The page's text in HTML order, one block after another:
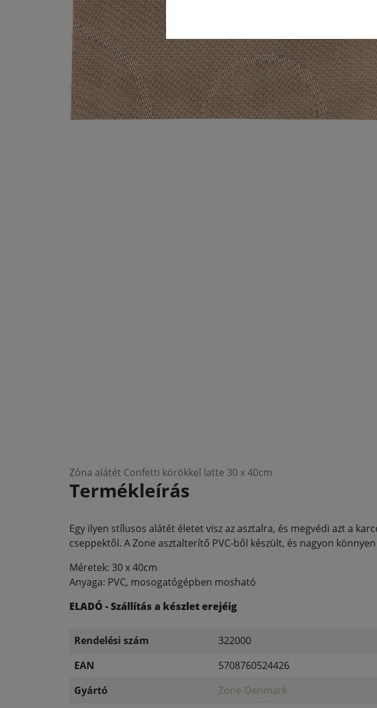
Zóna alátét Confetti körökkel latte 30 x 40cm
Termékleírás
Egy ilyen stílusos alátét életet visz az asztalra, és megvédi azt a
cseppektől. A Zone asztalterítő PVC-ből készült, és nagyon
Méretek: 30 x 40cm
Anyaga: PVC, mosogatógépben mosható
ELADÓ - Szállítás a készlet erejéig
Rendelési szám
322000
EAN
5708760524426
Gyártó
Zone-Denmark